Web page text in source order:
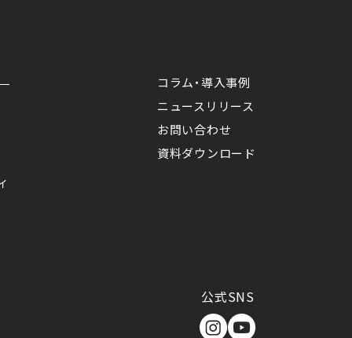
コラム・導入事例
ニュースリリース
お問い合わせ
資料ダウンロード
公式SNS